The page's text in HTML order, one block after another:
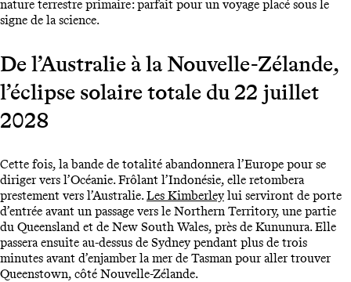
nature terrestre primaire : parfait pour un voyage placé sous le
signe de la science.
De l’Australie à la Nouvelle-Zélande,
l’éclipse solaire totale du 22 juillet
2028
Cette fois, la bande de totalité abandonnera l’Europe pour se
diriger vers l’Océanie. Frôlant l’Indonésie, elle retombera
prestement vers l’Australie.Les Kimberleylui serviront de porte
d’entrée avant un passage vers le Northern Territory, une partie
du Queensland et de New South Wales, près de Kununura. Elle
passera ensuite au-dessus de Sydney pendant plus de trois
minutes avant d’enjamber la mer de Tasman pour aller trouver
Queenstown, côté Nouvelle-Zélande.